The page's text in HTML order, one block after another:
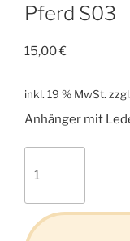
Pferd S03
15,00€
inkl. 19 % MwSt. zzgl.
Anhänger mit
S03